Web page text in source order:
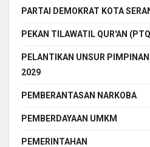
PARTAI DEMOKRAT KOTA
PEKAN TILAWATIL QUR'AN
PELANTIKAN UNSUR
2029
PEMBERANTASAN NARKOBA
PEMBERDAYAAN UMKM
PEMERINTAHAN